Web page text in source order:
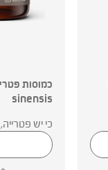
sinensis
כי יש